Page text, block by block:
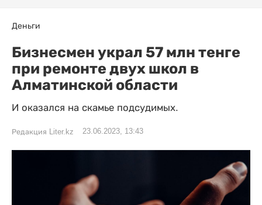
Деньги
Бизнесмен украл 57 млн тенге
при ремонте двух школ в
Алматинской области
И оказался на скамье подсудимых.
Редакция Liter.kz 23.06.2023, 13:43